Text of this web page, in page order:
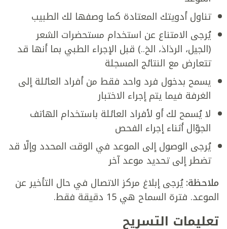
تناول أدويتك المعتادة كما وصفها لك الطبيب
يُرجى الامتناع عن استخدام مستحضرات الشعر
(الجيل، الرذاذ، الخ..) قبل الإجراء الطبي بما أنها قد
تتعارض مع النتائج المسجلة
يسمح بدخول فرد واحد فقط من أفراد العائلة إلى
الغرفة فيما يتم إجراء الاختبار
لا يُسمح لك أو لأفراد العائلة باستخدام الهاتف
الجوّال أثناء إجراء الفحص
يُرجى الوصول إلى الموعد في الوقت المحدد وإلّا قد
تضطر إلى تحديد موعد آخر
ملاحظة:يُرجى إبلاغ مركز الاتصال في حال التأخير عن
الموعد. فترة السماح هي 15 دقيقة فقط.
تعليمات التسريح